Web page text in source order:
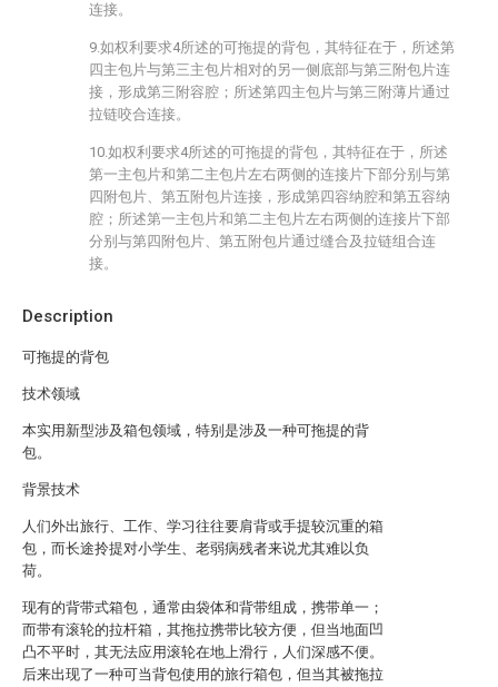
Description
可拖提的背包
技术领域
本实用新型涉及箱包领域，特别是涉及一种可拖提的背
包。
背景技术
人们外出旅行、工作、学习往往要肩背或手提较沉重的箱
包，而长途拎提对小学生、老弱病残者来说尤其难以负
荷。
现有的背带式箱包，通常由袋体和背带组成，携带单一；
而带有滚轮的拉杆箱，其拖拉携带比较方便，但当地面凹
凸不平时，其无法应用滚轮在地上滑行，人们深感不便。
后来出现了一种可当背包使用的旅行箱包，但当其被拖拉
连接。
9.如权利要求4所述的可拖提的背包，其特征在于，所述第
四主包片与第三主包片相对的另一侧底部与第三附包片连
接，形成第三附容腔；所述第四主包片与第三附薄片通过
拉链咬合连接。
10.如权利要求4所述的可拖提的背包，其特征在于，所述
第一主包片和第二主包片左右两侧的连接片下部分别与第
四附包片、第五附包片连接，形成第四容纳腔和第五容纳
腔；所述第一主包片和第二主包片左右两侧的连接片下部
分别与第四附包片、第五附包片通过缝合及拉链组合连
接。